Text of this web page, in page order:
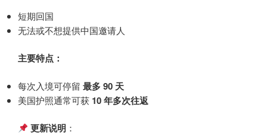
短期回国
无法或不想提供中国邀请人
主要特点：
每次入境可停留 最多 90 天
美国护照通常可获 10 年多次往返
更新说明 ：